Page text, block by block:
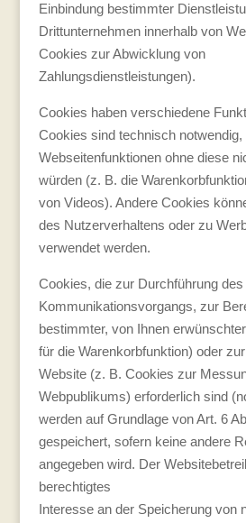
Einbindung bestimmter
Drittunternehmen innerhalb von
Cookies zur Abwicklung von
Zahlungsdienstleistungen).
Cookies haben verschiedene
Cookies sind technisch
Webseitenfunktionen ohne diese
würden (z. B. die
von Videos). Andere Cookies
des Nutzerverhaltens oder zu
verwendet werden.
Cookies, die zur Durchführung
Kommunikationsvorgangs, zur
bestimmter, von Ihnen
für die Warenkorbfunktion) oder
Website (z. B. Cookies zur
Webpublikums) erforderlich sind
werden auf Grundlage von Art. 6
gespeichert, sofern keine andere
angegeben wird. Der
berechtigtes
Interesse an der Speicherung von